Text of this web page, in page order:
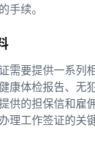
手续。
需要提供一系列
康体检报告、无
供的担保信和雇
理工作签证的关键